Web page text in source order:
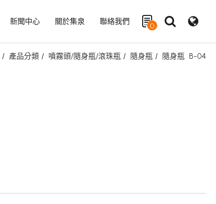
新聞中心 關於集泉 聯絡我們
0
產品分類 噴霧頭/隨身瓶/滾珠瓶 隨身瓶 隨身瓶 B-04